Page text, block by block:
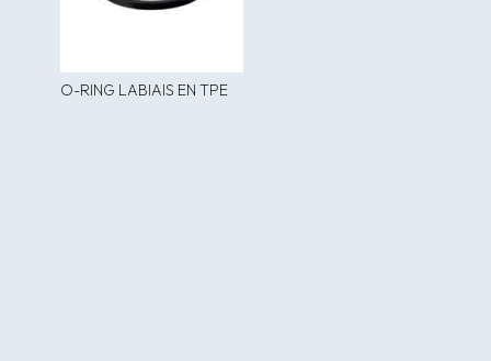
O-RING LABIAIS EN TPE